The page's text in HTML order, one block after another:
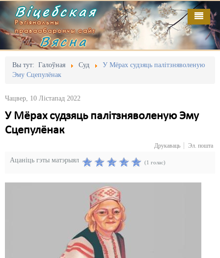
Віцебская
Рэгіянальны
праваабарончы сайт
Вясна
Вы тут: Галоўная Суд
У Мёрах судзяць палітзняволеную
Эму Сцепулёнак
Чацвер, 10 Лістапад 2022
У Мёрах судзяць палітзняволеную Эму
Сцепулёнак
Друкаваць Эл. пошта
Ацаніць гэты матэрыял (1 голас)
Галоўная
Адміністрацыйны перасьлед
Безбар'ернае асяродзьдзе
Выбары
Дзяржава
Дыскрымінацыя
Выданьні
Кантакт